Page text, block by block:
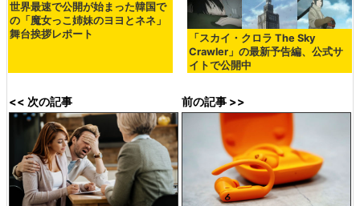
世界最速で公開が始まった韓国で
の「魔女っこ姉妹のヨヨとネネ」
舞台挨拶レポート
「スカイ・クロラ The Sky
Crawler」の最新予告編、公式サ
イトで公開中
<< 次の記事 前の記事 >>